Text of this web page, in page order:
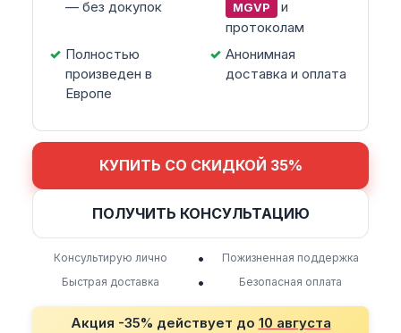
— без докупок MGVP
и
протоколам
Полностью
произведен в
Европе
Анонимная
доставка и оплата
КУПИТЬ СО СКИДКОЙ 35%
ПОЛУЧИТЬ КОНСУЛЬТАЦИЮ
Консультирую лично •
Пожизненная поддержка
Быстрая доставка
• Безопасная оплата
Акция -35% действует до 10 августа